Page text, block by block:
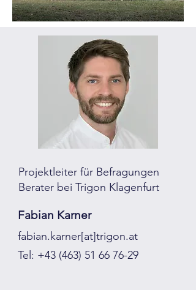
Projektleiter für Befragungen
Berater bei Trigon Klagenfurt
Fabian Karner
fabian.karner[at]trigon.at
Tel: +43 (463) 51 66 76-29